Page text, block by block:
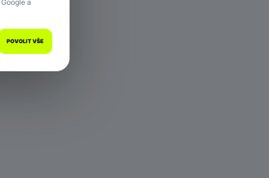
a
POVOLIT VŠE